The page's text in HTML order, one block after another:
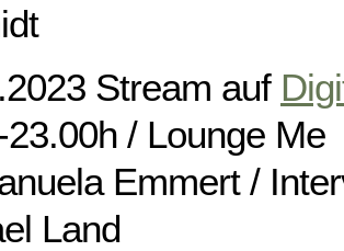
Stream auf
23.00h / Lounge Me
Emmert /
Land